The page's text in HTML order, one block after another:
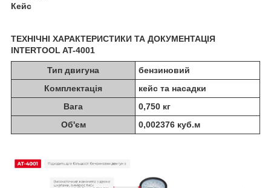
Кейс
ТЕХНІЧНІ ХАРАКТЕРИСТИКИ ТА ДОКУМЕНТАЦІЯ
INTERTOOL AT-4001
Тип двигуна
бензиновий
Комплектація
кейс та насадки
Вага
0,750 кг
Об'єм
0,002376 куб.м